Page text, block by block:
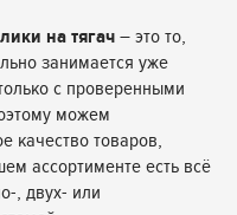
на тягач – это то,
занимается уже
с проверенными
можем
качество товаров,
ассортименте есть всё
, двух- или